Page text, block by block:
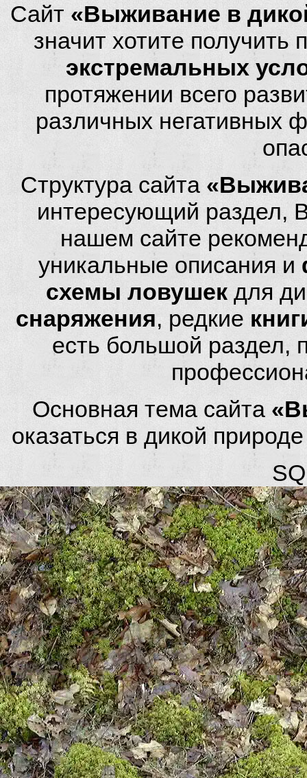
Сайт «Выживание в
значит хотите
экстремальных
протяжении всего
различных негативных
Структура сайта
интересующий раздел,
нашем сайте
уникальные описания и
схемы ловушек для
снаряжения, редкие
есть большой
Основная тема сайта
оказаться в дикой